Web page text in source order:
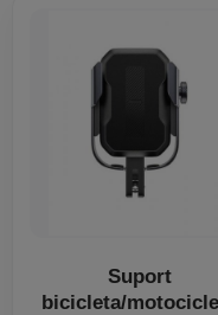
Suport
bicicleta/